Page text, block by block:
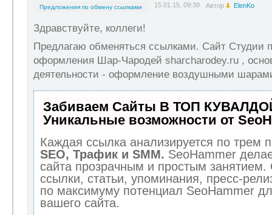
Предложения по обмену ссылками 15.01.15, 09:39 Автор ElenKo
Здравствуйте, коллеги!
Предлагаю обменяться ссылками. Сайт Студии
оформления Шар-Чародей sharcharodey.ru ,
деятельности - оформление воздушными
Забиваем Сайты В ТОП
Уникальные возможности от
Каждая ссылка анализируется по трем
SEO, Трафик и SMM. SeoHammer
сайта прозрачным и простым
ссылки, статьи, упоминания, пресс-
по максимуму потенциал SeoHammer
вашего сайта.